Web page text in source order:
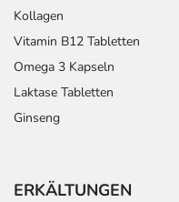
Kollagen
Vitamin B12 Tabletten
Omega 3 Kapseln
Laktase Tabletten
Ginseng
ERKÄLTUNGEN